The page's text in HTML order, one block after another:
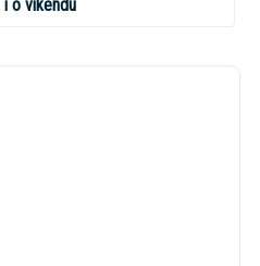
i o víkendu